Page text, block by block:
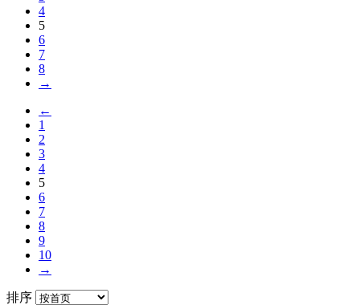
4
5
6
7
8
→
←
1
2
3
4
5
6
7
8
9
10
→
排序